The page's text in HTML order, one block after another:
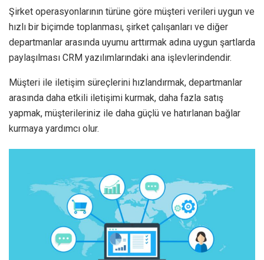
Şirket operasyonlarının türüne göre müşteri verileri uygun ve
hızlı bir biçimde toplanması, şirket çalışanları ve diğer
departmanlar arasında uyumu arttırmak adına uygun şartlarda
paylaşılması CRM yazılımlarındaki ana işlevlerindendir.
Müşteri ile iletişim süreçlerini hızlandırmak, departmanlar
arasında daha etkili iletişimi kurmak, daha fazla satış
yapmak, müşterileriniz ile daha güçlü ve hatırlanan bağlar
kurmaya yardımcı olur.